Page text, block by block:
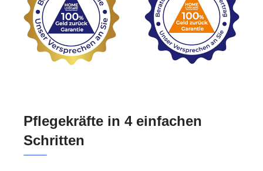
Pflegekräfte in 4 einfachen
Schritten